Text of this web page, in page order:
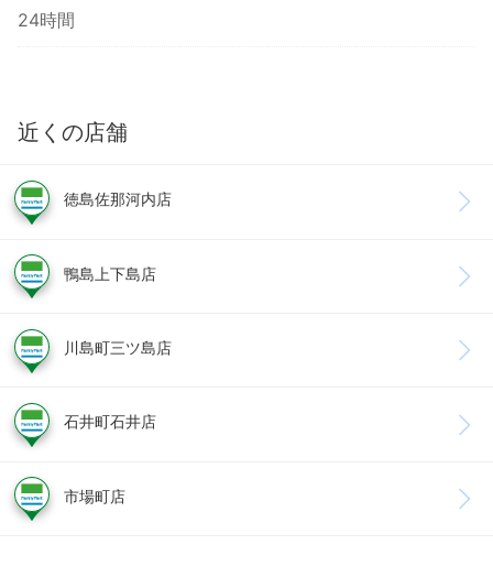
24時間
近くの店舗
徳島佐那河内店
鴨島上下島店
川島町三ツ島店
石井町石井店
市場町店